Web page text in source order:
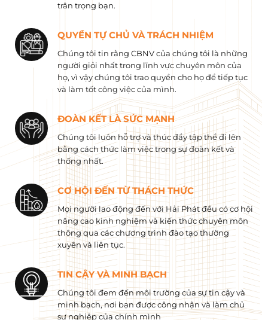
trân trọng bạn.
QUYỀN TỰ CHỦ VÀ TRÁCH NHIỆM
Chúng tôi tin rằng CBNV của chúng tôi là những
người giỏi nhất trong lĩnh vực chuyên môn của
họ, vì vậy chúng tôi trao quyền cho họ để tiếp tục
và làm tốt công việc của mình.
ĐOÀN KẾT LÀ SỨC MẠNH
Chúng tôi luôn hỗ trợ và thúc đẩy tập thể đi lên
bằng cách thức làm việc trong sự đoàn kết và
thống nhất.
CƠ HỘI ĐẾN TỪ THÁCH THỨC
Mọi người lao động đến với Hải Phát đều có cơ hội
nâng cao kinh nghiệm và kiến ​​thức chuyên môn
thông qua các chương trình đào tạo thường
xuyên và liên tục.
TIN CẬY VÀ MINH BẠCH
Chúng tôi đem đến môi trường của sự tin cậy và
minh bạch, nơi bạn được công nhận và làm chủ
sự nghiệp của chính mình